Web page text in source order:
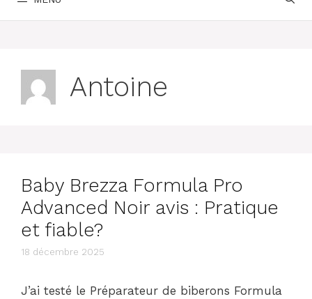
Antoine
Baby Brezza Formula Pro
Advanced Noir avis : Pratique
et fiable?
18 décembre 2025
J’ai testé le Préparateur de biberons Formula